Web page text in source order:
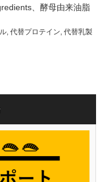
、酵母由来油脂
代替プロテイン 代替乳製